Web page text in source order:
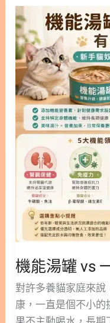
大的過濾壓力。 2.
異 在醫學上，腎臟
情況。貓急性腎衰竭
誤食百合花等有毒物
起。這類型的損傷
適當治療，腎臟功能
作，慢性腎臟病則
年紀增長，貓咪的腎
為家中寶貝找到最
目錄 內容目錄 : 顯示
等於「零過敏」 2.
貓咪無穀飼料怎麼挑
咪？ 2.2. 挑選貓飼
飲食解析：狗狗無穀
無穀飼料嗎？ 3.2.
關聯 3.3. 有穀飼料
為毛孩挑選最合適的
FAQ Q1：無穀飼料
狗狗一直抓癢，換
穀飼料真的會導致
咪換成無穀飼料，
適合吃無穀飼料嗎
團，用營養蘊育健康
於「零過敏」 所謂
含小麥、玉米、稻
之的，廠商通常會使
類來作為碳水化合物
對許多養貓家庭來說
康，一直是個不小的
能
湯
罐
vs
一
般
罐
頭
何
同？
新
奴
必
看
的